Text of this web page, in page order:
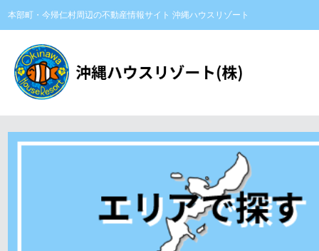
本部町・今帰仁村周辺の不動産情報サイト 沖縄ハウスリゾート